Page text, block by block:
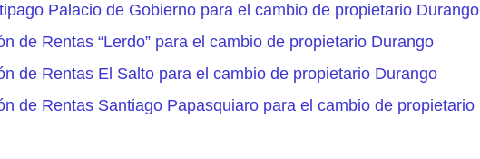
Palacio de Gobierno para el cambio de propietario Durango
de Rentas “Lerdo” para el cambio de propietario Durango
de Rentas El Salto para el cambio de propietario Durango
de Rentas Santiago Papasquiaro para el cambio de propietario